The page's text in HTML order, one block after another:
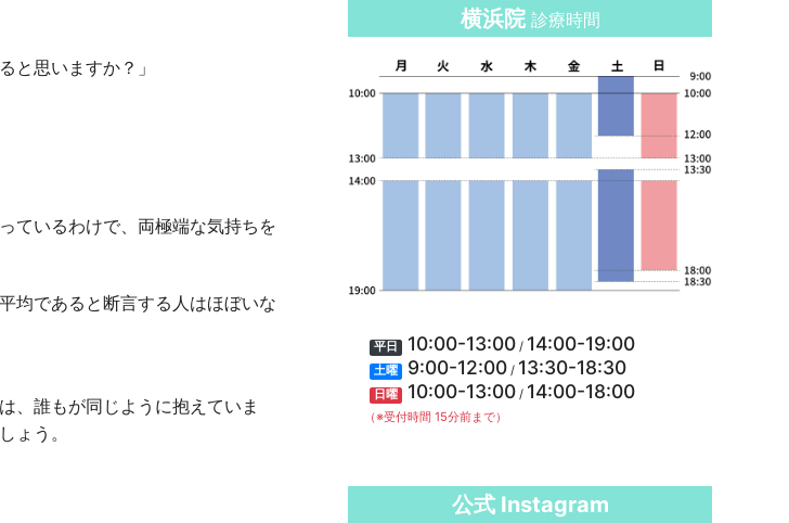
と思いますか？」
ているわけで、両極端な気持ちを
均であると断言する人はほぼいな
、誰もが同じように抱えていま
ょう。
横浜院 診療時間
平日 10:00-13:00 / 14:00-19:00
土曜 9:00-12:00 / 13:30-18:30
日曜 10:00-13:00 / 14:00-18:00
（※受付時間 15分前まで）
公式 Instagram